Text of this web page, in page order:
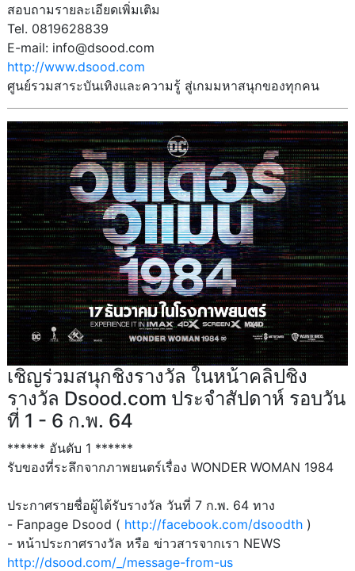
สอบถามรายละเอียดเพิ่มเติม
Tel. 0819628839
E-mail: info@dsood.com
http://www.dsood.com
ศูนย์รวมสาระบันเทิงและความรู้ สู่เกมมหาสนุกของทุกคน
เชิญร่วมสนุกชิงรางวัล ในหน้าคลิปชิง
รางวัล Dsood.com ประจำสัปดาห์ รอบวัน
ที่ 1 - 6 ก.พ. 64
****** อันดับ 1 ******
รับของที่ระลึกจากภาพยนตร์เรื่อง WONDER WOMAN 1984
ประกาศรายชื่อผู้ได้รับรางวัล วันที่ 7 ก.พ. 64 ทาง
- Fanpage Dsood ( http://facebook.com/dsoodth )
- หน้าประกาศรางวัล หรือ ข่าวสารจากเรา NEWS
http://dsood.com/_/message-from-us